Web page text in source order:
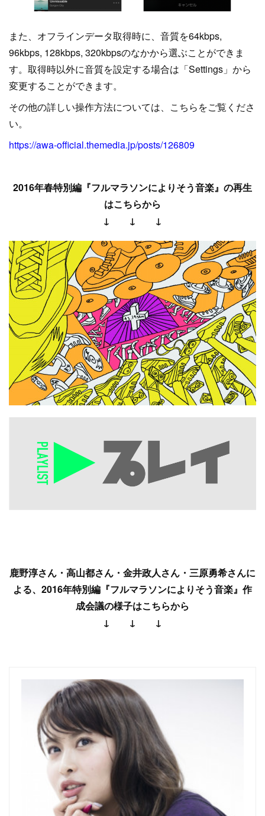
また、オフラインデータ取得時に、音質を64kbps,
96kbps, 128kbps, 320kbpsのなかから選ぶことができま
す。取得時以外に音質を設定する場合は「Settings」から
変更することができます。
その他の詳しい操作方法については、こちらをご覧くださ
い。
https://awa-official.themedia.jp/posts/126809
2016年春特別編『フルマラソンによりそう音楽』の再生
はこちらから
↓ ↓ ↓
鹿野淳さん・高山都さん・金井政人さん・三原勇希さんに
よる、2016年特別編『フルマラソンによりそう音楽』作
成会議の様子はこちらから
↓ ↓ ↓